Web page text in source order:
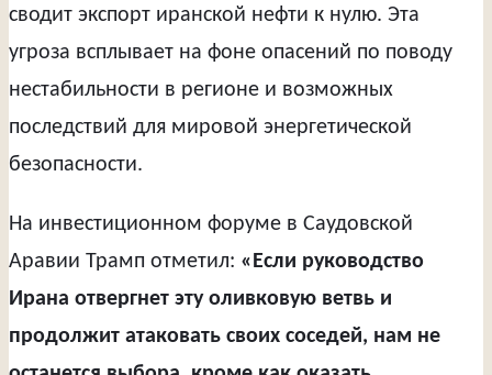
сводит экспорт иранской нефти к нулю. Эта
угроза всплывает на фоне опасений по поводу
нестабильности в регионе и возможных
последствий для мировой энергетической
безопасности.
На инвестиционном форуме в Саудовской
Аравии Трамп отметил: «Если руководство
Ирана отвергнет эту оливковую ветвь и
продолжит атаковать своих соседей, нам не